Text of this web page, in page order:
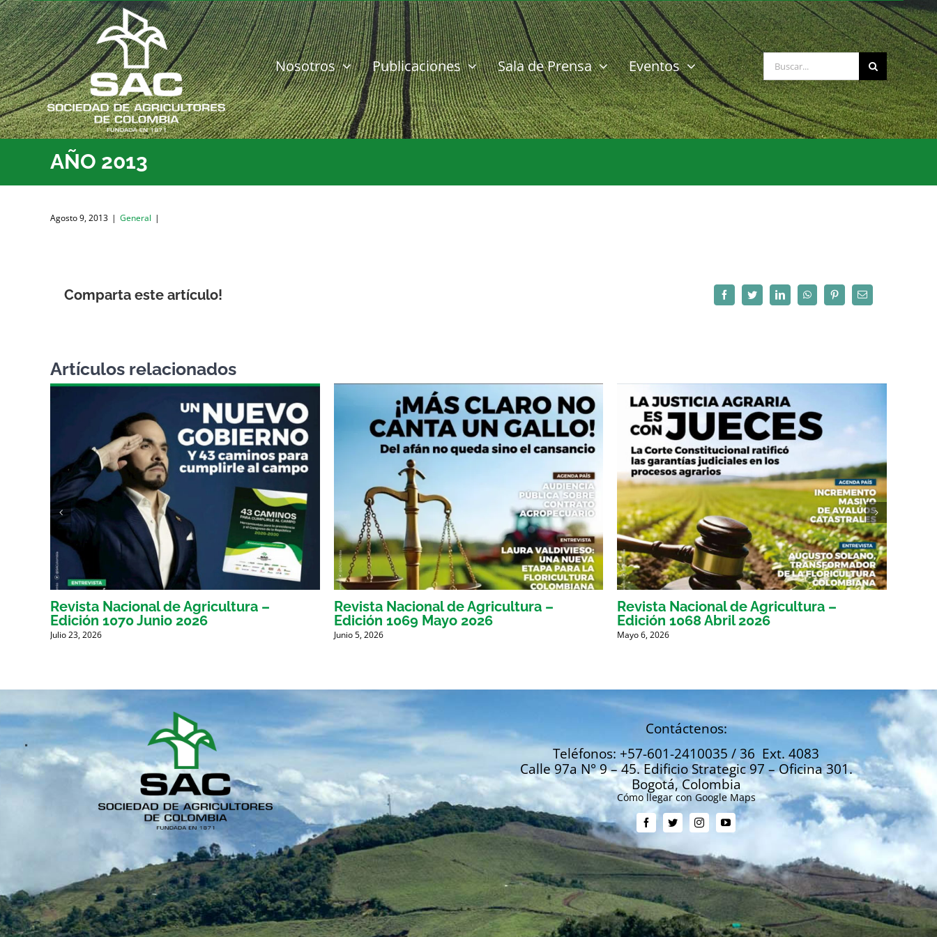
Saltar
al
contenido
Nosotros Publicaciones Sala de Prensa Eventos Buscar:
AÑO 2013
Agosto 9, 2013 | General |
Comparta este artículo! FacebookTwitterLinkedInWhatsAppPinterestCorreo
electrónico
Artículos relacionados
Revista Nacional de Agricultura –
Edición 1070 Junio 2026
Julio 23, 2026
Revista Nacional de Agricultura –
Edición 1069 Mayo 2026
Junio 5, 2026
Revista Nacional de Agricultura –
Edición 1068 Abril 2026
Mayo 6, 2026
Contáctenos:
Teléfonos: +57-601-2410035 / 36 Ext. 4083
Calle 97a N° 9 – 45. Edificio Strategic 97 – Oficina 301.
Bogotá, Colombia
Cómo llegar con Google Maps